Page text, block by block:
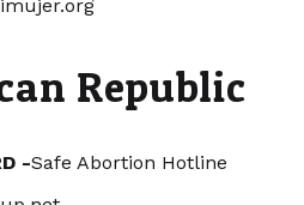
Republic
-Safe Abortion Hotline